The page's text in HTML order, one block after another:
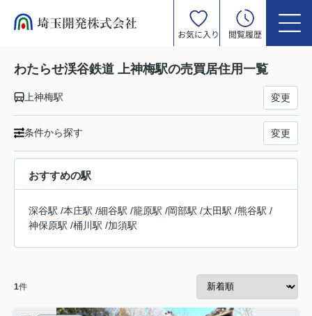
お気に入り 閲覧履歴
わたらせ渓谷鉄道 上神梅駅の売買居住用一覧
上神梅駅 変更
条件から探す 変更
おすすめの駅
深谷駅 /本庄駅 /細谷駅 /籠原駅 /岡部駅 /太田駅 /熊谷駅 /
神保原駅 /桶川駅 /加須駅
1件